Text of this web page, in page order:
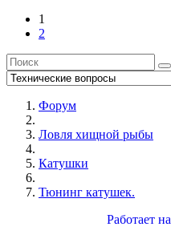
1
2
Форум
Ловля хищной рыбы
Катушки
Тюнинг катушек.
Работает на